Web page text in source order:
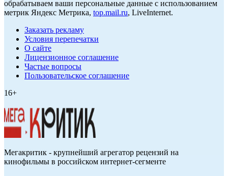
обрабатываем ваши персональные данные с использованием
метрик Яндекс Метрика, top.mail.ru, LiveInternet.
Заказать рекламу
Условия перепечатки
О сайте
Лицензионное соглашение
Частые вопросы
Пользовательское соглашение
16+
Мегакритик - крупнейший агрегатор рецензий на
кинофильмы в российском интернет-сегменте